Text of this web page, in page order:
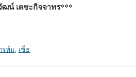
ฒน์ เตชะกิจจาทร***
รห์ม, เซ็ธ